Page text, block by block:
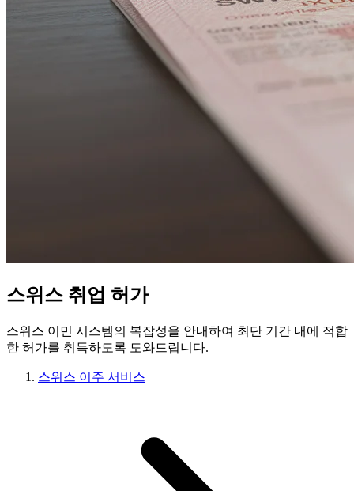
스위스 취업 허가
스위스 이민 시스템의 복잡성을 안내하여 최단 기간 내에 적합
한 허가를 취득하도록 도와드립니다.
스위스 이주 서비스